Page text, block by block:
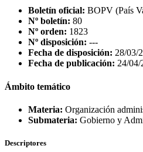
Boletín oficial: BOPV (País
Nº boletín: 80
Nº orden: 1823
Nº disposición: ---
Fecha de disposición: 28/03/
Fecha de publicación: 24/04/
Ámbito temático
Materia: Organización
Submateria: Gobierno y
Descriptores